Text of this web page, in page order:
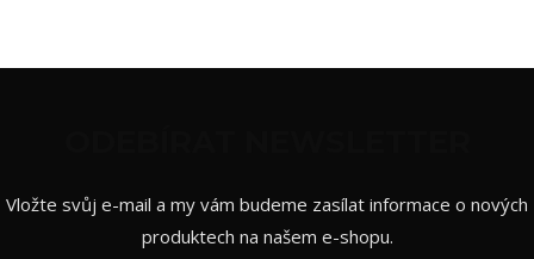
A
Vložte svůj e-mail a my vám budeme zasílat informace o nových
produktech na našem e-shopu.